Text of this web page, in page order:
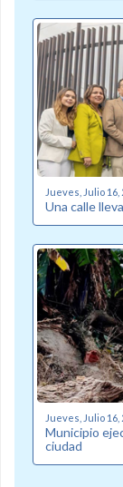
Jueves, Julio 16,
Una calle
Jueves, Julio 16,
Municipio
ciudad